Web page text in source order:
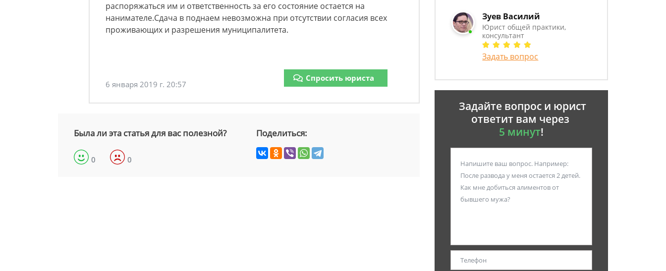
распоряжаться им и ответственность за его состояние остается на
нанимателе.Сдача в поднаем невозможна при отсутствии согласия всех
проживающих и разрешения муниципалитета.
6 января 2019 г. 20:57
Спросить юриста
Была ли эта статья для вас полезной?
0 0
Поделиться:
Зуев Василий
Юрист общей практики,
консультант
Задать вопрос
Задайте вопрос и юрист
ответит вам через
5 минут!